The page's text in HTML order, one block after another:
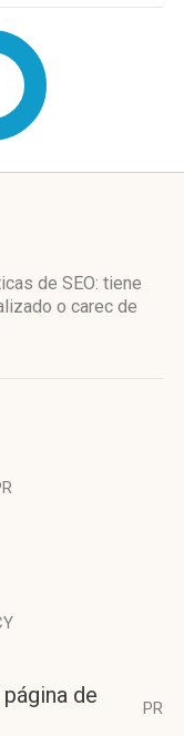
de SEO: tiene
o carec de
de
PR